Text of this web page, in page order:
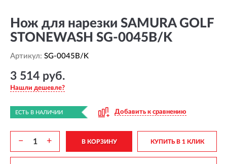
Нож для нарезки SAMURA GOLF
STONEWASH SG-0045B/K
Артикул: SG-0045B/K
3 514 руб.
Нашли дешевле?
ЕСТЬ В НАЛИЧИИ Добавить к сравнению
− + В КОРЗИНУ КУПИТЬ В 1 КЛИК